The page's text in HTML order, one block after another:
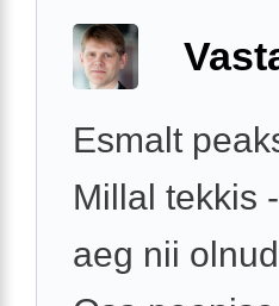
Esmalt
Millal tekkis
aeg nii